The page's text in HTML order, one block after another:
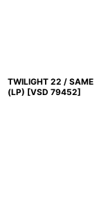
TWILIGHT 22 / SAME
(LP) [VSD 79452]